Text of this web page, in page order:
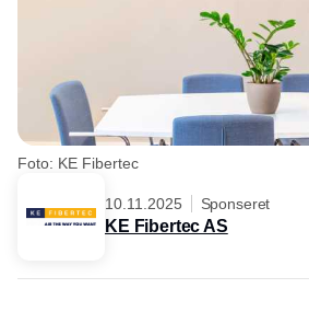
Foto: KE Fibertec
10.11.2025 Sponseret
KE Fibertec AS